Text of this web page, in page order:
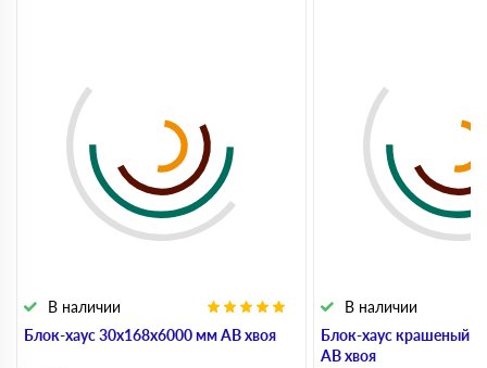
Блок-хаус 30x168x6000 мм АВ хвоя
В наличии
Блок-хаус крашеный
АВ хвоя
В наличии